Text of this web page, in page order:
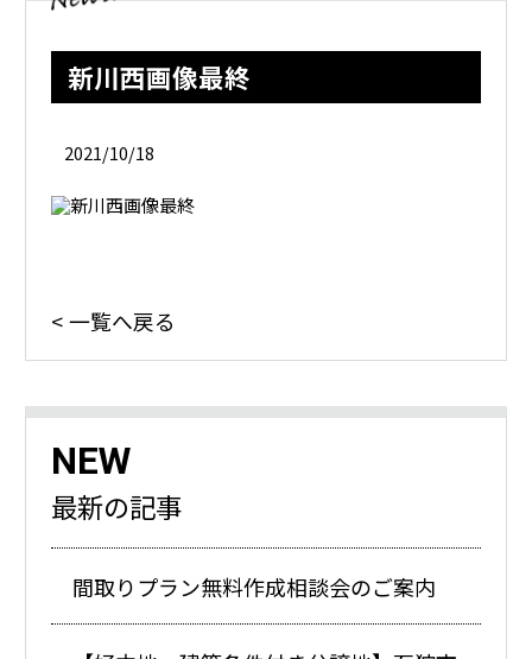
新川西画像最終
2021/10/18
一覧へ戻る
NEW
最新の記事
間取りプラン無料作成相談会のご案内